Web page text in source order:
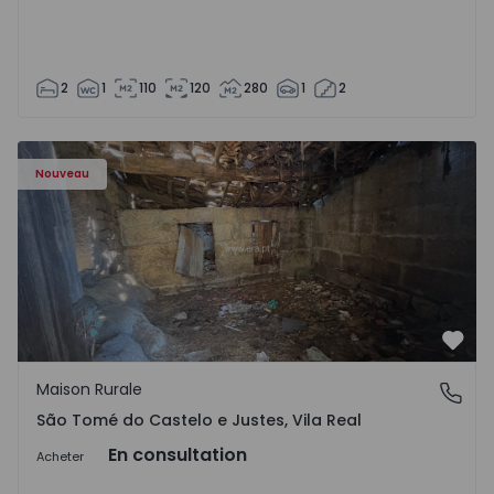
2 1 110 120 280 1 2
Nouveau
Maison Vila Real, São Tomé do Castelo e Justes -
São Tomé do Castelo e Justes, Vila Real
Maison Rurale
São Tomé do Castelo e Justes, Vila Real
Acheter En consultation